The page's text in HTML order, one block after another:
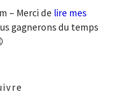
– Merci de lire mes
gagnerons du temps